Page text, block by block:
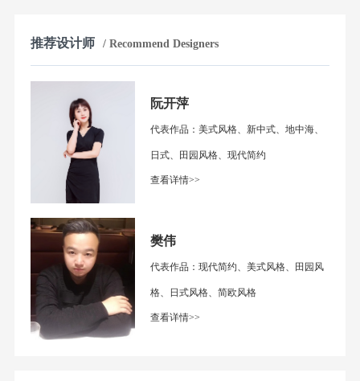
推荐设计师 / Recommend Designers
阮开萍
代表作品：美式风格、新中式、地中海、
日式、田园风格、现代简约
查看详情>>
樊伟
代表作品：现代简约、美式风格、田园风
格、日式风格、简欧风格
查看详情>>